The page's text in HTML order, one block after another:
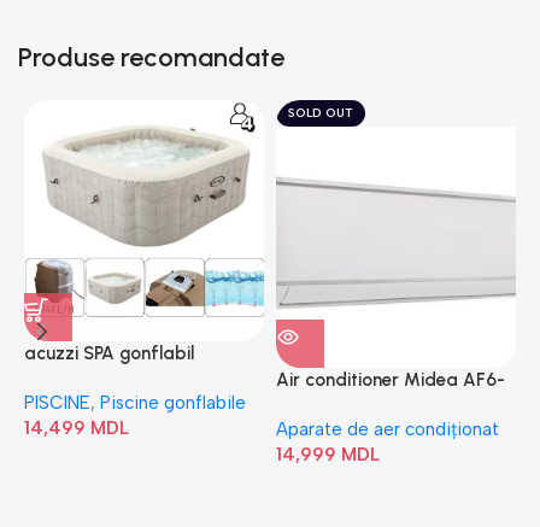
Produse recomandate
acuzzi SPA gonflabil
Bubble” 28446
PISCINE, Piscine gonflabile
14,499 MDL
SOLD OUT
Air conditioner Midea AF6-
Aparate de aer condiționat
14,999 MDL